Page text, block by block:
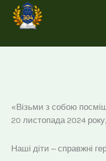
Перейти
«Візьми з собою
20 листопада 2024
Наші діти ‒ справжні